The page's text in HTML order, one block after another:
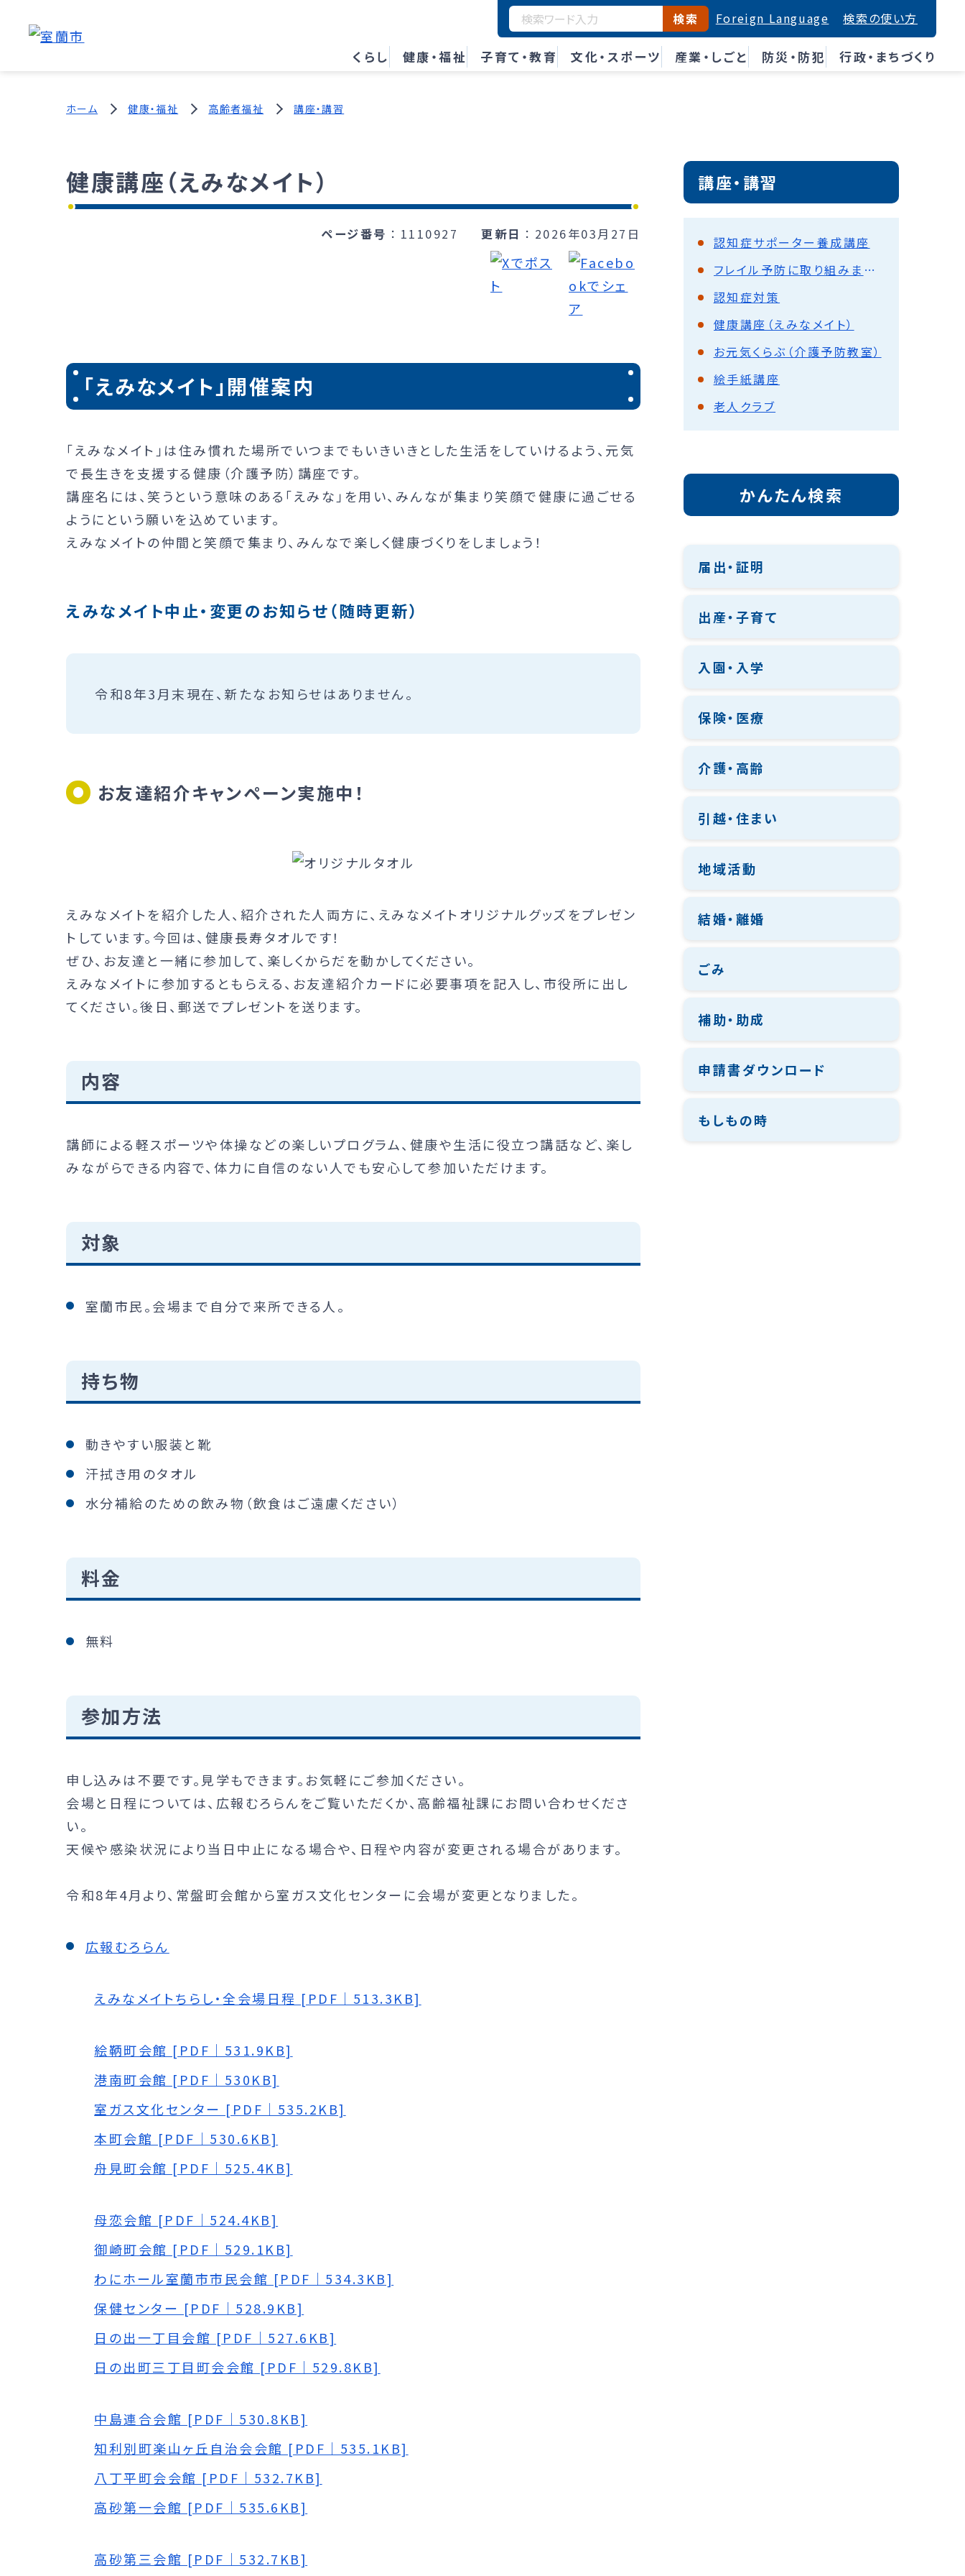
くらし 健康・福祉 子育て・教育 文化・スポーツ 産業・しごと 防災・防犯 行政・まちづくり
検索 Foreign Language 検索の使い方
ホーム 健康・福祉 高齢者福祉 講座・講習
健康講座（えみなメイト）
ページ番号 1110927 更新日 2026年03月27日
「えみなメイト」開催案内
「えみなメイト」は住み慣れた場所でいつまでもいきいきとした生活をしていけるよう、元気
で長生きを支援する健康（介護予防）講座です。
講座名には、笑うという意味のある「えみな」を用い、みんなが集まり笑顔で健康に過ごせる
ようにという願いを込めています。
えみなメイトの仲間と笑顔で集まり、みんなで楽しく健康づくりをしましょう！
えみなメイト中止・変更のお知らせ（随時更新）
令和8年3月末現在、新たなお知らせはありません。
お友達紹介キャンペーン実施中！
えみなメイトを紹介した人、紹介された人両方に、えみなメイトオリジナルグッズをプレゼン
トしています。今回は、健康長寿タオルです！
ぜひ、お友達と一緒に参加して、楽しくからだを動かしてください。
えみなメイトに参加するともらえる、お友達紹介カードに必要事項を記入し、市役所に出し
てください。後日、郵送でプレゼントを送ります。
内容
講師による軽スポーツや体操などの楽しいプログラム、健康や生活に役立つ講話など、楽し
みながらできる内容で、体力に自信のない人でも安心して参加いただけます。
対象
室蘭市民。会場まで自分で来所できる人。
持ち物
動きやすい服装と靴
汗拭き用のタオル
水分補給のための飲み物（飲食はご遠慮ください）
料金
無料
参加方法
申し込みは不要です。見学もできます。お気軽にご参加ください。
会場と日程については、広報むろらんをご覧いただくか、高齢福祉課にお問い合わせくださ
い。
天候や感染状況により当日中止になる場合や、日程や内容が変更される場合があります。
令和8年4月より、常盤町会館から室ガス文化センターに会場が変更となりました。
広報むろらん
えみなメイトちらし・全会場日程 [PDF｜513.3KB]
絵鞆町会館 [PDF｜531.9KB]
港南町会館 [PDF｜530KB]
室ガス文化センター [PDF｜535.2KB]
本町会館 [PDF｜530.6KB]
舟見町会館 [PDF｜525.4KB]
母恋会館 [PDF｜524.4KB]
御崎町会館 [PDF｜529.1KB]
わにホール室蘭市市民会館 [PDF｜534.3KB]
保健センター [PDF｜528.9KB]
日の出一丁目会館 [PDF｜527.6KB]
日の出町三丁目町会会館 [PDF｜529.8KB]
中島連合会館 [PDF｜530.8KB]
知利別町楽山ヶ丘自治会会館 [PDF｜535.1KB]
八丁平町会会館 [PDF｜532.7KB]
高砂第一会館 [PDF｜535.6KB]
高砂第三会館 [PDF｜532.7KB]
講座・講習
認知症サポーター養成講座
フレイル予防に取り組みましょう！
認知症対策
健康講座（えみなメイト）
お元気くらぶ（介護予防教室）
絵手紙講座
老人クラブ
かんたん検索
届出・証明
出産・子育て
入園・入学
保険・医療
介護・高齢
引越・住まい
地域活動
結婚・離婚
ごみ
補助・助成
申請書ダウンロード
もしもの時